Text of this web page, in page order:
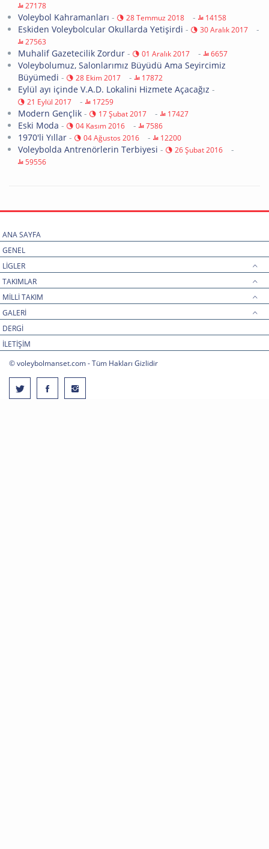
27178
Voleybol Kahramanları - 28 Temmuz 2018 - 14158
Eskiden Voleybolcular Okullarda Yetişirdi - 30 Aralık 2017 -
27563
Muhalif Gazetecilik Zordur - 01 Aralık 2017 - 6657
Voleybolumuz, Salonlarımız Büyüdü Ama Seyircimiz
Büyümedi - 28 Ekim 2017 - 17872
Eylül ayı içinde V.A.D. Lokalini Hizmete Açacağız -
21 Eylül 2017 - 17259
Modern Gençlik - 17 Şubat 2017 - 17427
Eski Moda - 04 Kasım 2016 - 7586
1970'li Yıllar - 04 Ağustos 2016 - 12200
Voleybolda Antrenörlerin Terbiyesi - 26 Şubat 2016 -
59556
ANA SAYFA
GENEL
LİGLER
TAKIMLAR
MİLLİ TAKIM
GALERİ
DERGİ
İLETİŞİM
© voleybolmanset.com - Tüm Hakları Gizlidir